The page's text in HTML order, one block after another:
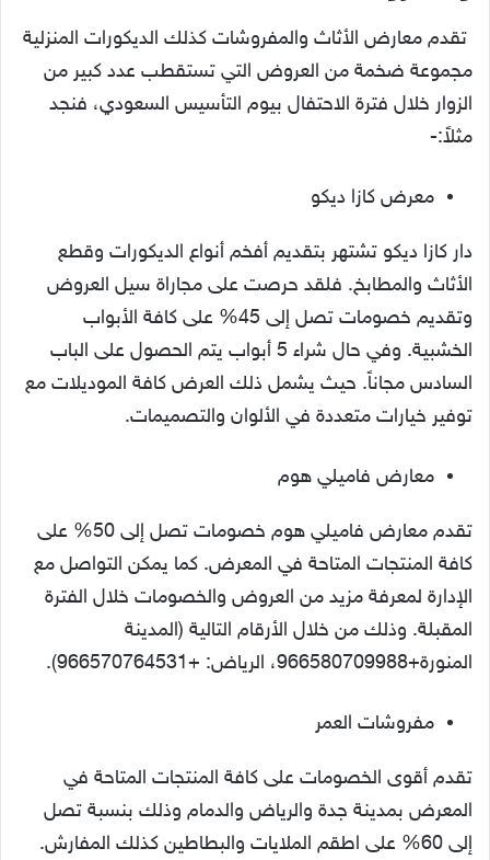
تقدم معارض الأثاث والمفروشات كذلك الديكورات المنزلية
مجموعة ضخمة من العروض التي تستقطب عدد كبير من
الزوار خلال فترة الاحتفال بيوم التأسيس السعودي، فنجد
مثلاً:-
معرض كازا ديكو
دار كازا ديكو تشتهر بتقديم أفخم أنواع الديكورات وقطع
الأثاث والمطابخ. فلقد حرصت على مجاراة سيل العروض
وتقديم خصومات تصل إلى 45% على كافة الأبواب
الخشبية. وفي حال شراء 5 أبواب يتم الحصول على الباب
السادس مجاناً. حيث يشمل ذلك العرض كافة الموديلات مع
توفير خيارات متعددة في الألوان والتصميمات.
معارض فاميلي هوم
تقدم معارض فاميلي هوم خصومات تصل إلى 50% على
كافة المنتجات المتاحة في المعرض. كما يمكن التواصل مع
الإدارة لمعرفة مزيد من العروض والخصومات خلال الفترة
المقبلة. وذلك من خلال الأرقام التالية (المدينة
المنورة+966580709988، الرياض: +966570764531).
مفروشات العمر
تقدم أقوى الخصومات على كافة المنتجات المتاحة في
المعرض بمدينة جدة والرياض والدمام وذلك بنسبة تصل
إلى 60% على اطقم الملايات والبطاطين كذلك المفارش.